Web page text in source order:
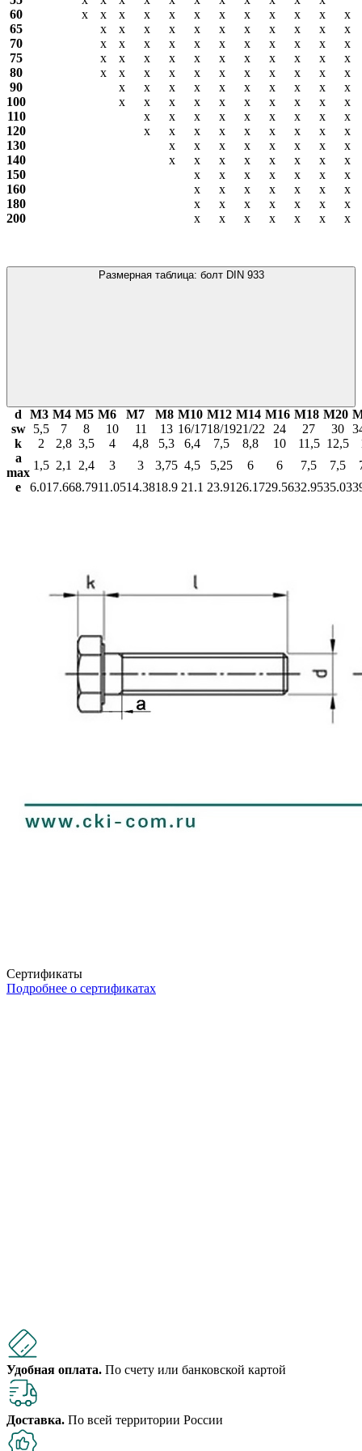
60
х х х х х х х х х х х
х
65
х х х х х х х х х х
х
70
х х х х х х х х х х
х
75
х х х х х х х х х х
х
80
х х х х х х х х х х
х
90
х х х х х х х х х
х
100
х х х х х х х х х
х
110
х х х х х х х х
х
120
х х х х х х х х
х
130
х х х х х х х
х
140
х х х х х х х
х
150
х х х х х х
х
160
х х х х х х
х
180
х х х х х х
х
200
х х х х х х х
Размерная таблица: болт DIN 933
d М3 М4 М5 М6 М7 М8 М10 М12 М14 М16 М18 М20
sw
5,5 7 8 10 11 13 16/1718/1921/22 24 27 30
k
2 2,8 3,5 4 4,8 5,3 6,4 7,5 8,8 10 11,5 12,5
a
max
1,5 2,1 2,4 3 3 3,75 4,5 5,25 6 6 7,5 7,5
e
6.01 7.668.7911.0514.3818.9 21.1 23.91 26.1729.5632.9535.03
Сертификаты
Подробнее о сертификатах
Удобная оплата. По счету или банковской картой
Доставка. По всей территории России